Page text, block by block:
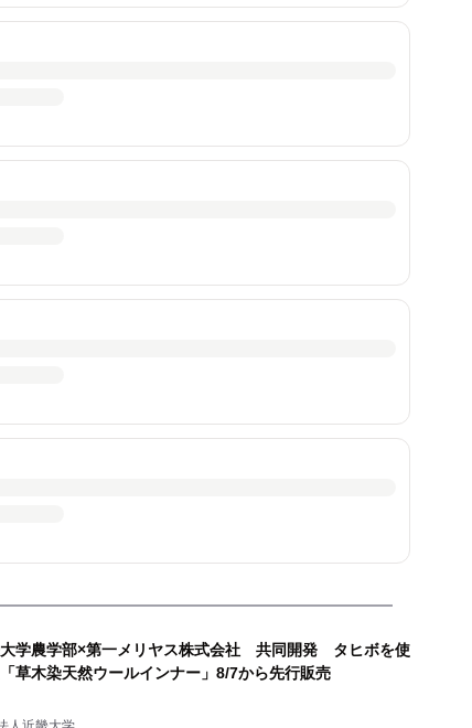
学農学部×第一メリヤス株式会社 共同開発 タヒボを使
草木染天然ウールインナー」8/7から先行販売